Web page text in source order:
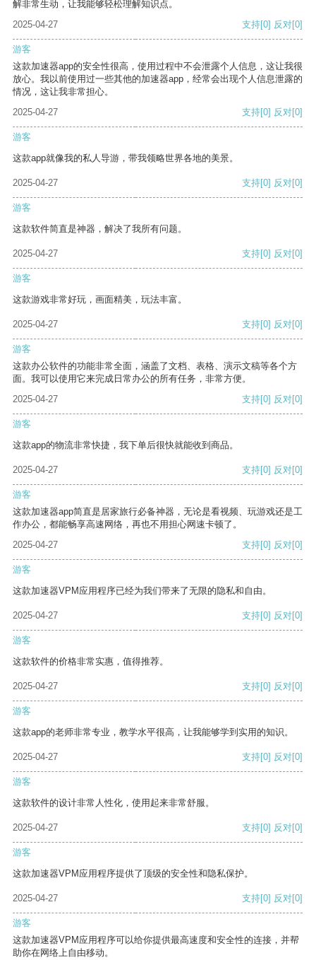
解非常生动，让我能够轻松理解知识点。
2025-04-27
支持[0] 反对[0]
游客
这款加速器app的安全性很高，使用过程中不会泄露个人信息，这让我很
放心。我以前使用过一些其他的加速器app，经常会出现个人信息泄露的
情况，这让我非常担心。
2025-04-27
支持[0] 反对[0]
游客
这款app就像我的私人导游，带我领略世界各地的美景。
2025-04-27 支持[0] 反对[0]
游客
这款软件简直是神器，解决了我所有问题。
2025-04-27 支持[0] 反对[0]
游客
这款游戏非常好玩，画面精美，玩法丰富。
2025-04-27 支持[0] 反对[0]
游客
这款办公软件的功能非常全面，涵盖了文档、表格、演示文稿等各个方
面。我可以使用它来完成日常办公的所有任务，非常方便。
2025-04-27
支持[0] 反对[0]
游客
这款app的物流非常快捷，我下单后很快就能收到商品。
2025-04-27 支持[0] 反对[0]
游客
这款加速器app简直是居家旅行必备神器，无论是看视频、玩游戏还是工
作办公，都能畅享高速网络，再也不用担心网速卡顿了。
2025-04-27
支持[0] 反对[0]
游客
这款加速器VPM应用程序已经为我们带来了无限的隐私和自由。
2025-04-27 支持[0] 反对[0]
游客
这款软件的价格非常实惠，值得推荐。
2025-04-27 支持[0] 反对[0]
游客
这款app的老师非常专业，教学水平很高，让我能够学到实用的知识。
2025-04-27 支持[0] 反对[0]
游客
这款软件的设计非常人性化，使用起来非常舒服。
2025-04-27 支持[0] 反对[0]
游客
这款加速器VPM应用程序提供了顶级的安全性和隐私保护。
2025-04-27 支持[0] 反对[0]
游客
这款加速器VPM应用程序可以给你提供最高速度和安全性的连接，并帮
助你在网络上自由移动。